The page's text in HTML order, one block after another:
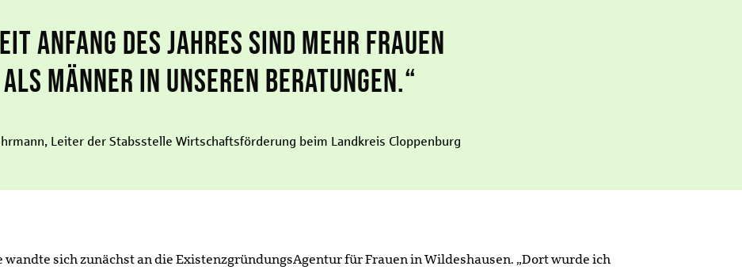
Anfang des Jahres sind mehr Frauen
als Männer in unseren Beratungen.“
Leiter der Stabsstelle Wirtschaftsförderung beim Landkreis Cloppenburg
wandte sich zunächst an die ExistenzgründungsAgentur für Frauen in Wildeshausen. „Dort wurde ich